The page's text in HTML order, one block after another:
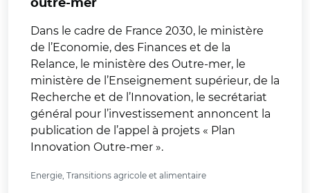
outre-mer
Dans le cadre de France 2030, le ministère
de l’Economie, des Finances et de la
Relance, le ministère des Outre-mer, le
ministère de l’Enseignement supérieur, de la
Recherche et de l’Innovation, le secrétariat
général pour l’investissement annoncent la
publication de l’appel à projets « Plan
Innovation Outre-mer ».
Energie, Transitions agricole et alimentaire